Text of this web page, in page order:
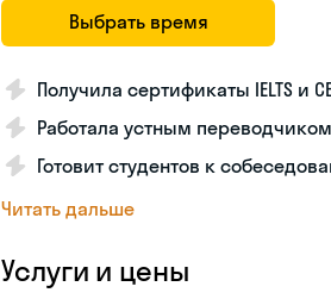
Выбрать время
Получила сертификаты IELTS и
Работала устным
Готовит студентов к
Читать дальше
Услуги и цены